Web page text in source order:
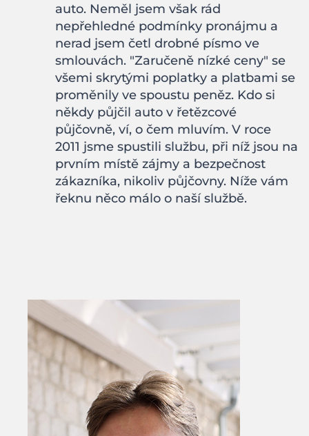
auto. Neměl jsem však rád
nepřehledné podmínky pronájmu a
nerad jsem četl drobné písmo ve
smlouvách. "Zaručeně nízké ceny" se
všemi skrytými poplatky a platbami se
proměnily ve spoustu peněz. Kdo si
někdy půjčil auto v řetězcové
půjčovně, ví, o čem mluvím. V roce
2011 jsme spustili službu, při níž jsou na
prvním místě zájmy a bezpečnost
zákazníka, nikoliv půjčovny. Níže vám
řeknu něco málo o naší službě.